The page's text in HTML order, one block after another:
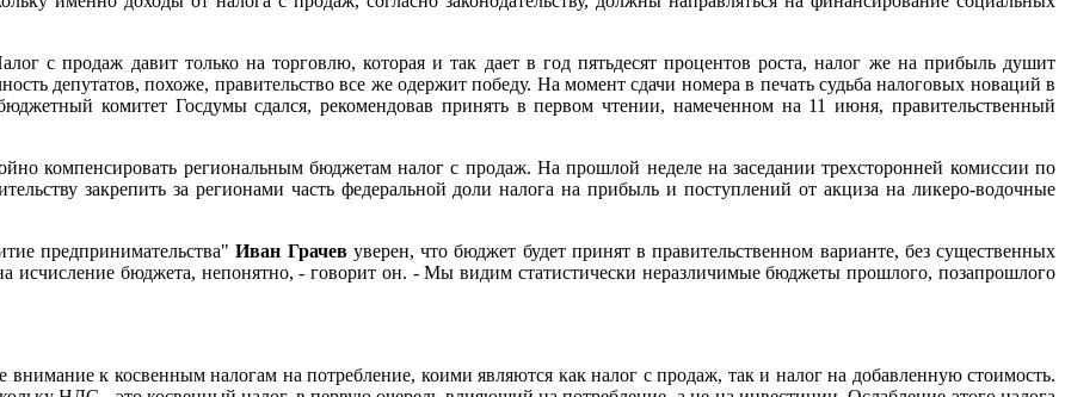
с продаж давит только на торговлю, которая и так дает в год пятьдесят процентов роста, налог же на прибыль душит
депутатов, похоже, правительство все же одержит победу. На момент сдачи номера в печать судьба налоговых новаций в
комитет Госдумы сдался, рекомендовав принять в первом чтении, намеченном на 11 июня, правительственный
компенсировать региональным бюджетам налог с продаж. На прошлой неделе на заседании трехсторонней комиссии по
закрепить за регионами часть федеральной доли налога на прибыль и поступлений от акциза на ликеро-водочные
предпринимательства"Иван Грачевуверен, что бюджет будет принят в правительственном варианте, без существенных
исчисление бюджета, непонятно, - говорит он. - Мы видим статистически неразличимые бюджеты прошлого, позапрошлого
к косвенным налогам на потребление, коими являются как налог с продаж, так и налог на добавленную стоимость.